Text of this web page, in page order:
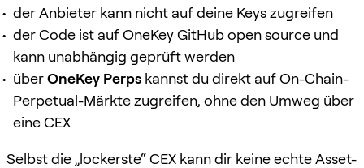
der Anbieter kann nicht auf deine Keys zugreifen
der Code ist aufOneKey GitHubopen source und
kann unabhängig geprüft werden
überOneKey Perps kannst du direkt auf On-Chain-
Perpetual-Märkte zugreifen, ohne den Umweg über
eine CEX
Selbst die „lockerste“ CEX kann dir keine echte Asset-